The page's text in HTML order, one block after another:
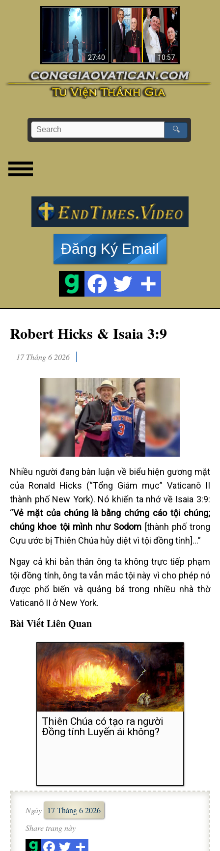
27:40
Về việc Phanxicô qua
đời, việc đánh mất
đức tin & bức tranh
lớn hơn
10:57
Viganò nói Phanxicô
là một “Giáo hoàng
không Công giáo”
(Phân tích)
🔍
Đăng Ký Email
Robert Hicks & Isaia 3:9
17 Tháng 6 2026
Nhiều người đang bàn luận về biểu hiện gương mặt
của Ronald Hicks (“Tổng Giám mục” Vaticanô II
thành phố New York). Nó khiến ta nhớ về Isaia 3:9:
“Vẻ mặt của chúng là bằng chứng cáo tội chúng;
chúng khoe tội mình như Sodom [thành phố trong
Cựu ước bị Thiên Chúa hủy diệt vì tội đồng tính]…”
Ngay cả khi bản thân ông ta không trực tiếp phạm
tội đồng tính, ông ta vẫn mắc tội này vì cho phép nó
được phổ biến và quảng bá trong nhiều nhà thờ
Vaticanô II ở New York.
Bài Viết Liên Quan
Thiên Chúa có tạo ra người
Đồng tính Luyến ái không?
Ngày
17 Tháng 6 2026
Share trang này